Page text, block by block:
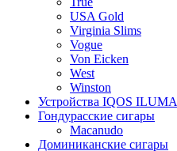
USA Gold
Virginia Slims
Vogue
Von Eicken
West
Winston
Устройства IQOS ILUMA
Гондурасские сигары
Macanudo
Доминиканские сигары